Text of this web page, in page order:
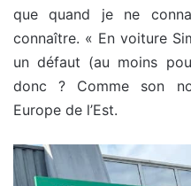
que quand je ne
connaître. « En voiture
un défaut (au moins
donc ? Comme son
Europe de l’Est.